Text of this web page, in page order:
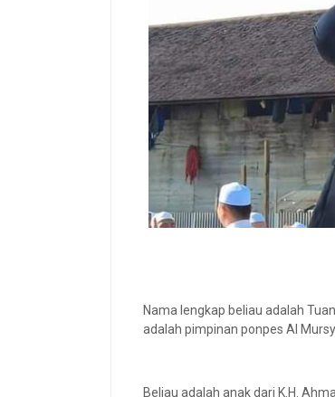
Nama lengkap beliau adalah
adalah pimpinan ponpes Al
Beliau adalah anak dari K.H.